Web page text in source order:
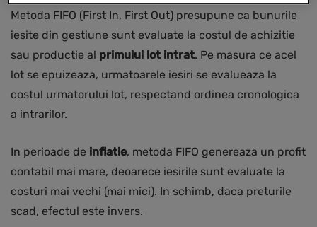
Metoda FIFO (First In, First Out) presupune ca bunurile
iesite din gestiune sunt evaluate la costul de achizitie
sau productie al primului lot intrat. Pe masura ce acel
lot se epuizeaza, urmatoarele iesiri se evalueaza la
costul urmatorului lot, respectand ordinea cronologica
a intrarilor.
In perioade de inflatie, metoda FIFO genereaza un profit
contabil mai mare, deoarece iesirile sunt evaluate la
costuri mai vechi (mai mici). In schimb, daca preturile
scad, efectul este invers.